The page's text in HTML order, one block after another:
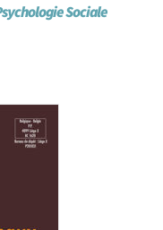
Sociale